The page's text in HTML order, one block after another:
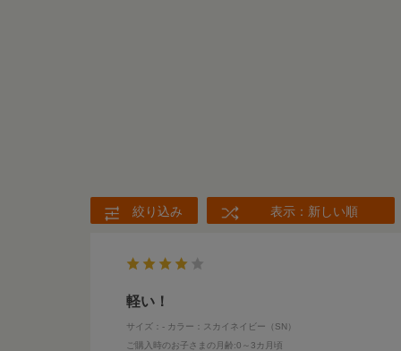
絞り込み 表示：新しい順
軽い！
サイズ：- カラー：スカイネイビー（SN）
ご購入時のお子さまの月齢:0～3カ月頃